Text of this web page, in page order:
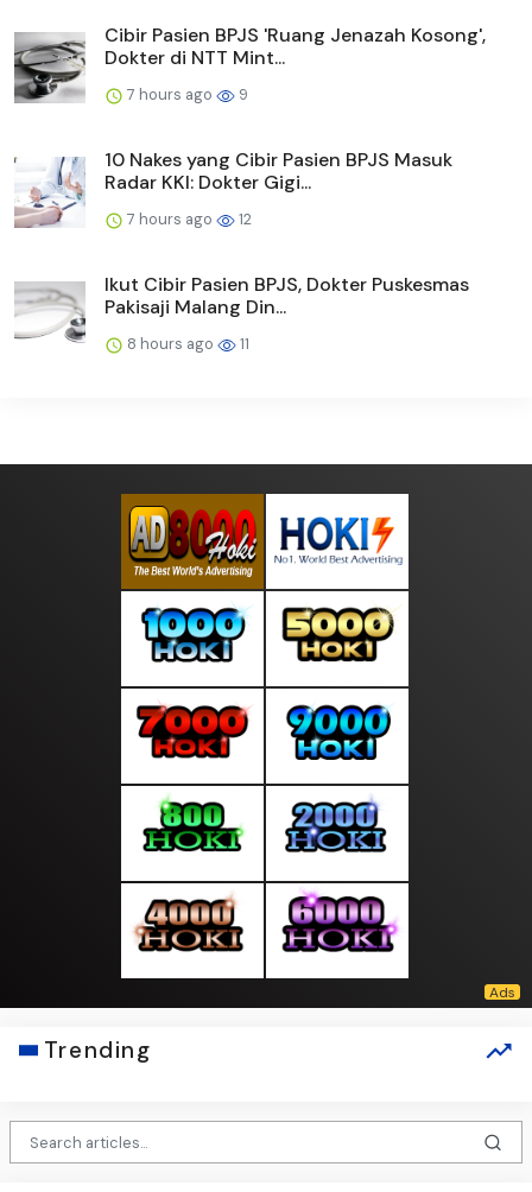
Cibir Pasien BPJS 'Ruang Jenazah Kosong',
Dokter di NTT Mint...
7 hours ago 9
10 Nakes yang Cibir Pasien BPJS Masuk
Radar KKI: Dokter Gigi...
7 hours ago 12
Ikut Cibir Pasien BPJS, Dokter Puskesmas
Pakisaji Malang Din...
8 hours ago 11
Trending